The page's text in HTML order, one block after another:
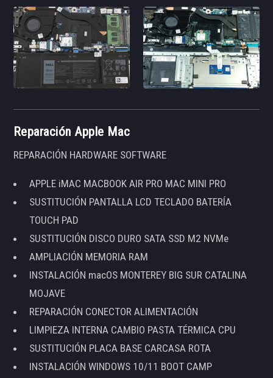
Reparación Apple Mac
REPARACIÓN HARDWARE SOFTWARE
APPLE iMAC MACBOOK AIR PRO MAC MINI PRO
SUSTITUCIÓN PANTALLA LCD TECLADO BATERÍA
TOUCH PAD
SUSTITUCIÓN DISCO DURO SATA SSD M2 NVMe
AMPLIACIÓN MEMORIA RAM
INSTALACIÓN macOS MONTEREY BIG SUR CATALINA
MOJAVE
REPARACIÓN CONECTOR ALIMENTACIÓN
LIMPIEZA INTERNA CAMBIO PASTA TÉRMICA CPU
SUSTITUCIÓN PLACA BASE CARCASA ROTA
INSTALACIÓN WINDOWS 10/11 BOOT CAMP